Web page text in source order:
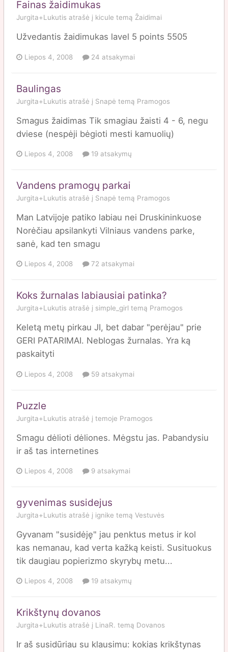
Fainas žaidimukas
Jurgita+Lukutis atrašė į kicule temą Žaidimai
Užvedantis žaidimukas lavel 5 points 5505
Liepos 4, 2008 24 atsakymai
Baulingas
Jurgita+Lukutis atrašė į Snapė temą Pramogos
Smagus žaidimas Tik smagiau žaisti 4 - 6, negu
dviese (nespėji bėgioti mesti kamuolių)
Liepos 4, 2008 19 atsakymų
Vandens pramogų parkai
Jurgita+Lukutis atrašė į Snapė temą Pramogos
Man Latvijoje patiko labiau nei Druskininkuose
Norėčiau apsilankyti Vilniaus vandens parke,
sanė, kad ten smagu
Liepos 4, 2008 72 atsakymai
Koks žurnalas labiausiai patinka?
Jurgita+Lukutis atrašė į simple_girl temą Pramogos
Keletą metų pirkau JI, bet dabar "perėjau" prie
GERI PATARIMAI. Neblogas žurnalas. Yra ką
paskaityti
Liepos 4, 2008 59 atsakymai
Puzzle
Jurgita+Lukutis atrašė į temoje Pramogos
Smagu dėlioti dėliones. Mėgstu jas. Pabandysiu
ir aš tas internetines
Liepos 4, 2008 9 atsakymai
gyvenimas susidejus
Jurgita+Lukutis atrašė į ignike temą Vestuvės
Gyvanam "susidėję" jau penktus metus ir kol
kas nemanau, kad verta kažką keisti. Susituokus
tik daugiau popierizmo skyrybų metu...
Liepos 4, 2008 19 atsakymų
Krikštynų dovanos
Jurgita+Lukutis atrašė į LinaR. temą Dovanos
Ir aš susidūriau su klausimu: kokias krikštynas